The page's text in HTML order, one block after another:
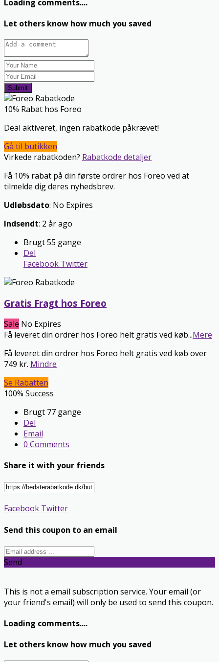
Loading comments....
Let others know how much you saved
Submit
10% Rabat hos Foreo
Deal aktiveret, ingen rabatkode påkrævet!
Gå til butikken
Virkede rabatkoden? Rabatkode detaljer
Få 10% rabat på din første ordrer hos Foreo ved at
tilmelde dig deres nyhedsbrev.
Udløbsdato: No Expires
Indsendt: 2 år ago
Brugt 55 gange
Del
Facebook Twitter
Gratis Fragt hos Foreo
Sale No Expires
Få leveret din ordrer hos Foreo helt gratis ved køb...Mere
Få leveret din ordrer hos Foreo helt gratis ved køb over
749 kr. Mindre
Se Rabatten
100% Success
Brugt 77 gange
Del
Email
0 Comments
Share it with your friends
Facebook Twitter
Send this coupon to an email
Send
This is not a email subscription service. Your email (or
your friend's email) will only be used to send this coupon.
Loading comments....
Let others know how much you saved